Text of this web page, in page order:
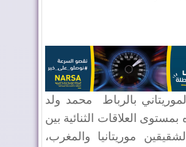
بالرباط
محمد ولد
بمستوى العلاقات الثنائية بين
موريتانيا والمغرب،